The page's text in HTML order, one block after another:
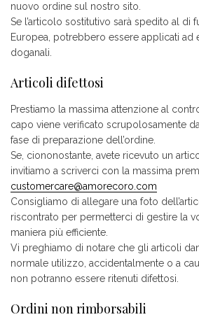
nuovo ordine sul nostro sito.
Se l’articolo sostitutivo sarà spedito al di
Europea, potrebbero essere applicati ad
doganali.
Articoli difettosi
Prestiamo la massima attenzione al
capo viene verificato scrupolosamente
fase di preparazione dell’ordine.
Se, ciononostante, avete ricevuto un
invitiamo a scriverci con la massima
customercare@amorecoro.com
Consigliamo di allegare una foto
riscontrato per permetterci di gestire la
maniera più efficiente.
Vi preghiamo di notare che gli articoli
normale utilizzo, accidentalmente o a
non potranno essere ritenuti difettosi.
Ordini non rimborsabili